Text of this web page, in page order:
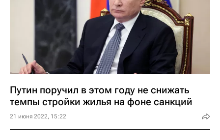
Путин поручил в этом году не снижать
темпы стройки жилья на фоне санкций
21 июня 2022, 15:22